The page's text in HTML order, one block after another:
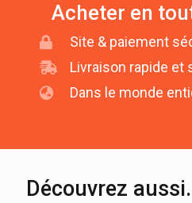
Acheter en
Site & paiement
Livraison rapide et
Dans le monde
Découvrez